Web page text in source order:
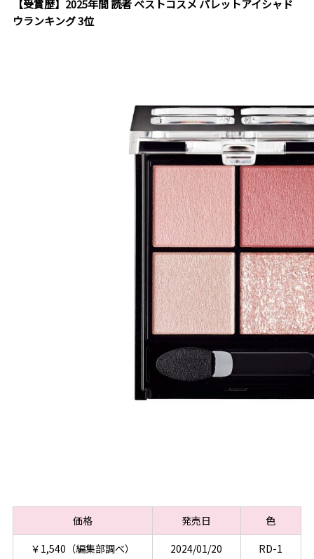
【受賞歴】2025年間 読者 ベストコスメ パレットアイシャド
ウランキング 3位
価格 発売日
色
￥1,540（編集部調べ）
2024/01/20 RD-1